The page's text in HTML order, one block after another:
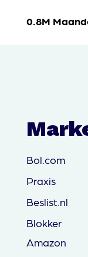
0.8M
Bol.com
Praxis
Beslist.nl
Blokker
Amazon